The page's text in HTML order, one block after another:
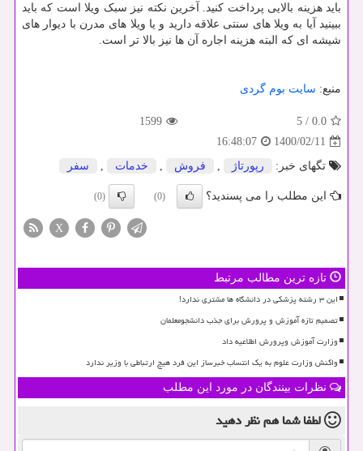
باید هزینه بالایی پرداخت کنید. آخرین نکته نیز سبک ویلا است که باید
ببینید آیا به ویلا های سنتی علاقه دارید و یا ویلا های مدرن با دیوار های
شیشه ای که البته هزینه اجاره آن ها نیز بالا تر است.
منبع: سایت بوم گردی
0.0
/
5
1599
1400/02/11
16:48:07
تگهای خبر:
رپورتاژ , فروش , خدمات , سفر
این مطلب را می پسندید؟ (0)
(0)
X
تازه ترین مطالب مرتبط
این ۳ رشته پزشکی در دانشگاه ها مشتری ندارد!
تصمیم تازه آموزش و پرورش برای جذب دانشجومعلمان
وزارت آموزش وپرورش اطلاعیه داد
واکنش وزارت علوم به یک انتساب خبرساز این فرد هیچ ارتباطی با وزیر ندارد
نظرات بینندگان در مورد این مطلب
لطفا شما همنظر دهید